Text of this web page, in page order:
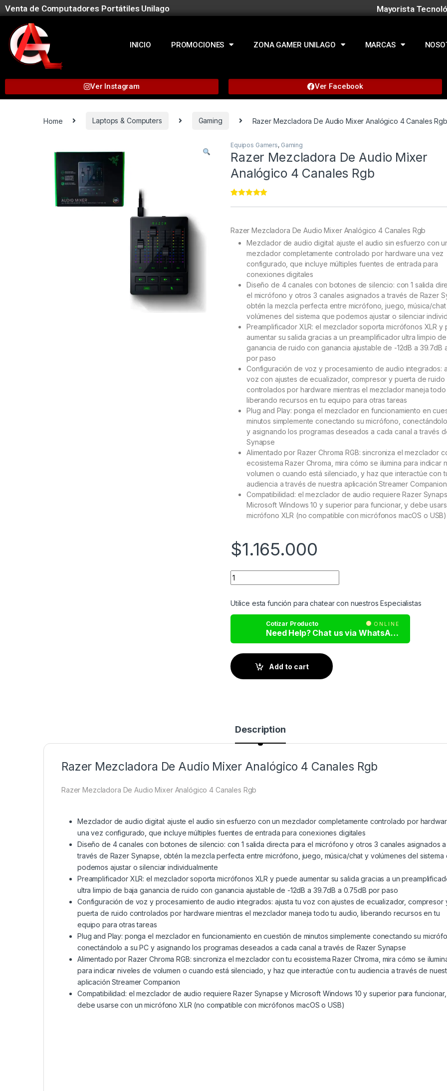
Venta de Computadores Portátiles Unilago Mayorista
INICIO PROMOCIONES ZONA GAMER UNILAGO MARCAS
Ver Instagram Ver Facebook
Home Laptops & Computers Gaming Razer Mezcladora De Audio Mixer Analógico 4 Canales Rgb
Equipos Gamers, Gaming
Razer Mezcladora De Audio Mixer
Analógico 4 Canales Rgb
ratings
Razer Mezcladora De Audio Mixer Analógico 4 Canales Rgb
Mezclador de audio digital: ajuste el audio sin esfuerzo con
mezclador completamente controlado por hardware una vez
configurado, que incluye múltiples fuentes de entrada para
conexiones digitales
Diseño de 4 canales con botones de silencio: con 1 salida
el micrófono y otros 3 canales asignados a través de Razer
obtén la mezcla perfecta entre micrófono, juego, música/
volúmenes del sistema que podemos ajustar o silenciar
Preamplificador XLR: el mezclador soporta micrófonos XLR y
aumentar su salida gracias a un preamplificador ultra limpio
ganancia de ruido con ganancia ajustable de -12dB a 39.7dB
por paso
Configuración de voz y procesamiento de audio integrados:
voz con ajustes de ecualizador, compresor y puerta de ruido
controlados por hardware mientras el mezclador maneja
liberando recursos en tu equipo para otras tareas
Plug and Play: ponga el mezclador en funcionamiento en
minutos simplemente conectando su micrófono,
y asignando los programas deseados a cada canal a través
Synapse
Alimentado por Razer Chroma RGB: sincroniza el mezclador
ecosistema Razer Chroma, mira cómo se ilumina para indicar
volumen o cuando está silenciado, y haz que interactúe con
audiencia a través de nuestra aplicación Streamer Companion
Compatibilidad: el mezclador de audio requiere Razer
Microsoft Windows 10 y superior para funcionar, y debe
micrófono XLR (no compatible con micrófonos macOS o USB)
$1.165.000
Utilice esta función para chatear con nuestros Especialistas
Cotizar Producto ONLINE
Need Help? Chat us via WhatsApp
Add to cart
Description
Razer Mezcladora De Audio Mixer Analógico 4 Canales Rgb
Razer Mezcladora De Audio Mixer Analógico 4 Canales Rgb
Mezclador de audio digital: ajuste el audio sin esfuerzo con un mezclador completamente controlado por
una vez configurado, que incluye múltiples fuentes de entrada para conexiones digitales
Diseño de 4 canales con botones de silencio: con 1 salida directa para el micrófono y otros 3 canales asignados a
través de Razer Synapse, obtén la mezcla perfecta entre micrófono, juego, música/chat y volúmenes del sistema
podemos ajustar o silenciar individualmente
Preamplificador XLR: el mezclador soporta micrófonos XLR y puede aumentar su salida gracias a un
ultra limpio de baja ganancia de ruido con ganancia ajustable de -12dB a 39.7dB a 0.75dB por paso
Configuración de voz y procesamiento de audio integrados: ajusta tu voz con ajustes de ecualizador, compresor
puerta de ruido controlados por hardware mientras el mezclador maneja todo tu audio, liberando recursos en tu
equipo para otras tareas
Plug and Play: ponga el mezclador en funcionamiento en cuestión de minutos simplemente conectando su
conectándolo a su PC y asignando los programas deseados a cada canal a través de Razer Synapse
Alimentado por Razer Chroma RGB: sincroniza el mezclador con tu ecosistema Razer Chroma, mira cómo se
para indicar niveles de volumen o cuando está silenciado, y haz que interactúe con tu audiencia a través de
aplicación Streamer Companion
Compatibilidad: el mezclador de audio requiere Razer Synapse y Microsoft Windows 10 y superior para
debe usarse con un micrófono XLR (no compatible con micrófonos macOS o USB)